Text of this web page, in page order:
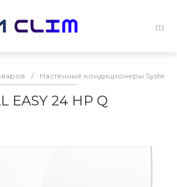
/ Настенные кондиционеры
EASY 24 HP Q